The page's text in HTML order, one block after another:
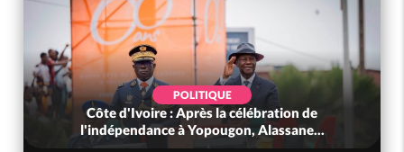
POLITIQUE
Côte d'Ivoire : Après la célébration de
l'indépendance à Yopougon, Alassane...